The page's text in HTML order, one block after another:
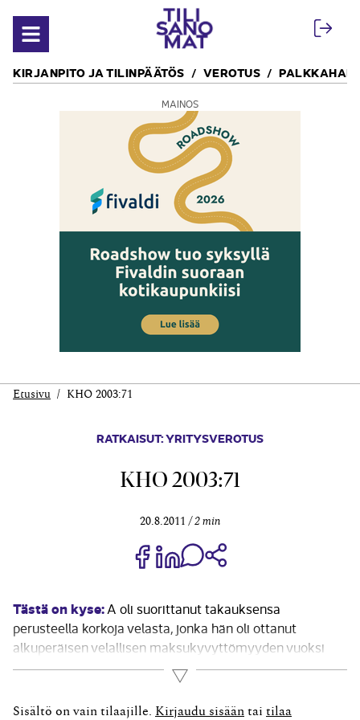
Avaa valikko
KIRJANPITO JA TILINPÄÄTÖS VEROTUS
MAINOS
Etusivu KHO 2003:71
RATKAISUT: YRITYSVEROTUS
KHO 2003:71
20.8.2011 2 min
Jaa Share on Facebook
Jaa Share on LinkedIn
Jaa WhatsApp-viestinä
Tästä on kyse:A oli suorittanut takauksensa
perusteella korkoja velasta, jonka hän oli ottanut
alkuperäisen velallisen maksukyvyttömyyden vuoksi
takausvelkansa suorittamista varten. Verotuksessa
takausvelan koroista ei hyväksytty vähennyskelpoiseksi
sitä suhteellista osuutta, joka vastasi alkuperäisenä
Lue lisää
Sisältö on vain tilaajille. Kirjaudu sisään tai tilaa